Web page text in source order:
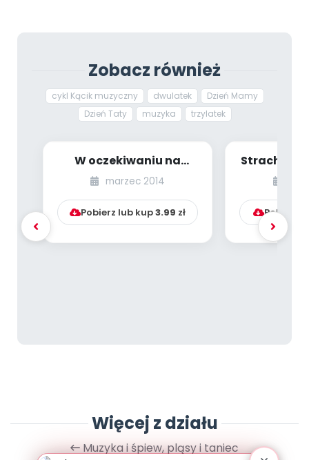
Zobacz również
cykl Kącik muzyczny dwulatek
Dzień Mamy
Dzień Taty
muzyka trzylatek
W oczekiwaniu na
Wielkanoc (Maluszki
śpiewają)
marzec 2014
Pobierz lub kup3.99 zł
Strachy na
Pobierz
Więcej z działu
Muzyka i śpiew, pląsy i taniec